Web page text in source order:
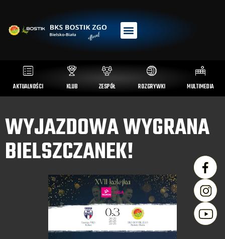
AKTUALNOŚCI KLUB ZESPÓŁ ROZGRYWKI MULTIMEDIA
WYJAZDOWA WYGRANA
BIELSZCZANEK!